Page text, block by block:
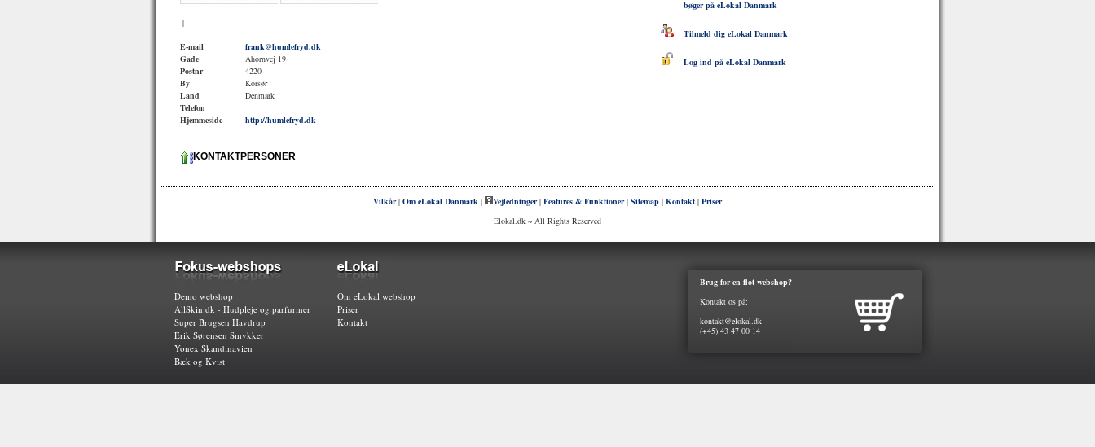
|
E-mail
frank@humlefryd.dk
Gade
Ahornvej 19
Postnr
4220
By
Korsør
Land
Denmark
Telefon
Hjemmeside
http://humlefryd.dk
KONTAKTPERSONER
bøger på eLokal Danmark
Tilmeld dig eLokal Danmark
Log ind på eLokal Danmark
Vilkår| Om eLokal Danmark | Vejledninger| Features & Funktioner| Sitemap | Kontakt | Priser
Elokal.dk ~ All Rights Reserved
Brug for en flot webshop?
Kontakt os på:
kontakt@elokal.dk
(+45) 43 47 00 14
Demo webshop
AllSkin.dk - Hudpleje og parfurmer
Super Brugsen Havdrup
Erik Sørensen Smykker
Yonex Skandinavien
Bæk og Kvist
Om eLokal webshop
Priser
Kontakt